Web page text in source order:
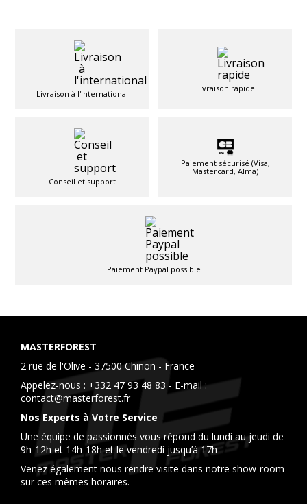
Livraison à l'international
Livraison rapide
Conseil et support
Paiement sécurisé (Visa,
Mastercard, Alma)
Paiement Paypal possible
MASTERFOREST
2 rue de l'Olive - 37500 Chinon - France
Appelez-nous : +332 47 93 48 83 - E-mail :
contact@masterforest.fr
Nos Experts à Votre Service
Une équipe de passionnés vous répond du lundi au jeudi de
9h-12h et 14h-18h et le vendredi jusqu’à 17h
Venez également nous rendre visite dans notre show-room
sur ces mêmes horaires.